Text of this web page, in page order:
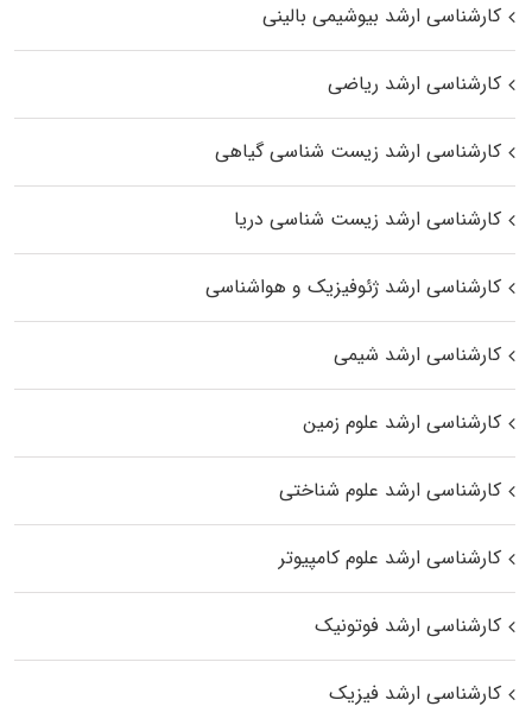
کارشناسی ارشد بیوشیمی بالینی
کارشناسی ارشد ریاضی
کارشناسی ارشد زیست‌ شناسی گیاهی
کارشناسی ارشد زیست‌ شناسی دریا
کارشناسی ارشد ژئوفیزیک و هواشناسی
کارشناسی ارشد شیمی
کارشناسی ارشد علوم زمین
کارشناسی ارشد علوم شناختی
کارشناسی ارشد علوم کامپیوتر
کارشناسی ارشد فوتونیک
کارشناسی ارشد فیزیک